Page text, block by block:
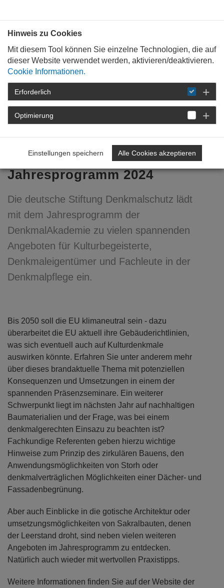
STARTSEITE DETAIL
Deutsche Stiftung
Denkmalschutz:
Jahresprogramm 2024
Die deutsche Stiftung Denkmalschutz lädt
mit dem Jahresprogramm der
DenkmalAkademie zu vielen spannenden
Angeboten für Kulturbegeisterte,
Denkmaleigentümer und Fachleute in der
Denkmalpflege ein.
Bis 2050 soll die EU klimaneutral sein - dazu
überarbeitet die EU aktuell ihre Gebäuderichtlinien,
was sich eventuell auch auf Kulturdenkmale
auswirken könnte. Erfahren Sie unter anderem mehr
über dieses brandaktuelle Thema mit potenziellen
Konsequenzen und Umsetzungen in einem der
spannenden Präsenzseminare. Ein weiterer
Schwerpunkt liegt im nächsten Jahr auf nachhaltigen
Baumaterialien und der Frage, was bei einem
denkmalgerechten Einsazu zu beachten ist?
Fachkundige Referenten geben hierzu wichtige
Hinweise zum Prinzip des zirkulären Bauens, den
Anwendungsmöglichkeiten von Storh oder
denkmalverträglichen Möglichkeiten einer Dächer- und
Fassadenbegrünung.
Aber auch Einblicke in die gotische Architektur oder
umsetzungsmöglichkeiten von Sakralbauten, denen
der Leerstand droht, sind neben vielen weiteren
Angeboten im Jahresprogramm zu entdecken.
Natürlich auch wieder mit wertvollen Praxistipps.
Weitere Informationen finden Sie auf der Website der
Hinweis zu Cookies
Mit diesem Tool können Sie einzelne Technologien, die auf
dieser Website verwendet werden, aktivieren/deaktivieren.
Cookie Informationen.
Erforderlich
Optimierung
Einstellungen speichern Alle Cookies akzeptieren